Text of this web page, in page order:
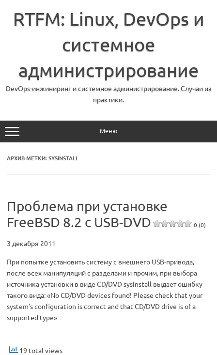
содержимому
RTFM: Linux, DevOps и
системное
администрирование
DevOps-инжиниринг и системное администрирование. Случаи из
практики.
Меню
АРХИВ МЕТКИ:SYSINSTALL
Проблема при установке
FreeBSD 8.2 с USB-DVD
0 (0)
3 декабря 2011
При попытке установить систему с внешнего USB-привода,
после всех манипуляций с разделами и прочим, при выбора
источника установки в виде CD/DVD sysinstall выдает ошибку
такого вида: «No CD/DVD devices found! Please check that your
system’s configuration is correct and that CD/DVD drive is of a
supported type»
19 total views